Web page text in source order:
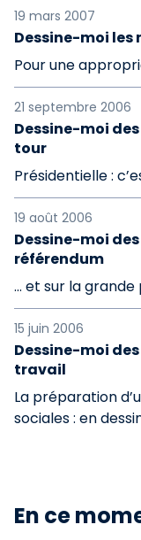
19 mars 2007
Dessine-moi les
Pour une
21 septembre 2006
Dessine-moi
tour
Présidentielle :
19 août 2006
Dessine-moi
référendum
... et sur la grande
15 juin 2006
Dessine-moi
travail
La préparation
sociales : en
En ce